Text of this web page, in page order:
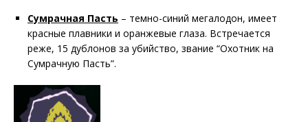
Сумрачная Пасть – темно-синий мегалодон, имеет
красные плавники и оранжевые глаза. Встречается
реже, 15 дублонов за убийство, звание “Охотник на
Сумрачную Пасть”.